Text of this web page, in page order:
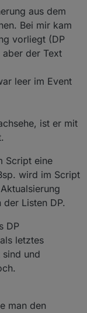
Skript
topic/
lüften in
lüften!
[''],
aus dem
Bei mir kam
vorliegt (DP
der Text
leer im Event
ist er mit
Script eine
wird im Script
Listen DP.
DP
letztes
und
man den